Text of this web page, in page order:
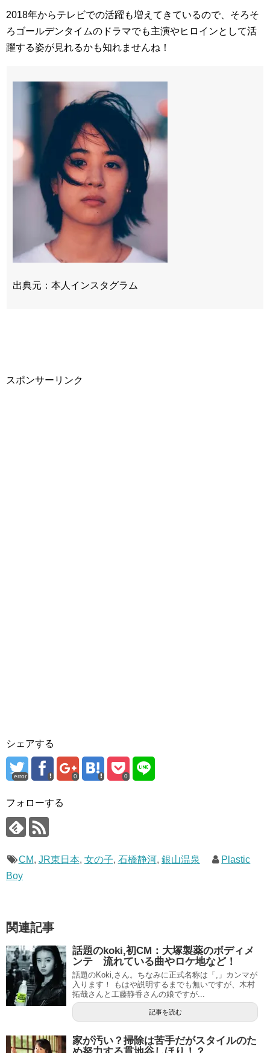
2018年からテレビでの活躍も増えてきているので、そろそ
ろゴールデンタイムのドラマでも主演やヒロインとして活
躍する姿が見れるかも知れませんね！
出典元：本人インスタグラム
スポンサーリンク
シェアする
error 0 0
フォローする
CM, JR東日本, 女の子, 石橋静河, 銀山温泉
Plastic
Boy
関連記事
話題のkoki,初CM：大塚製薬のボディメ
ンテ 流れている曲やロケ地など！
話題のKoki,さん。ちなみに正式名称は「,」カンマが
入ります！ もはや説明するまでも無いですが、木村
拓哉さんと工藤静香さんの娘ですが...
記事を読む
家が汚い？掃除は苦手だがスタイルのた